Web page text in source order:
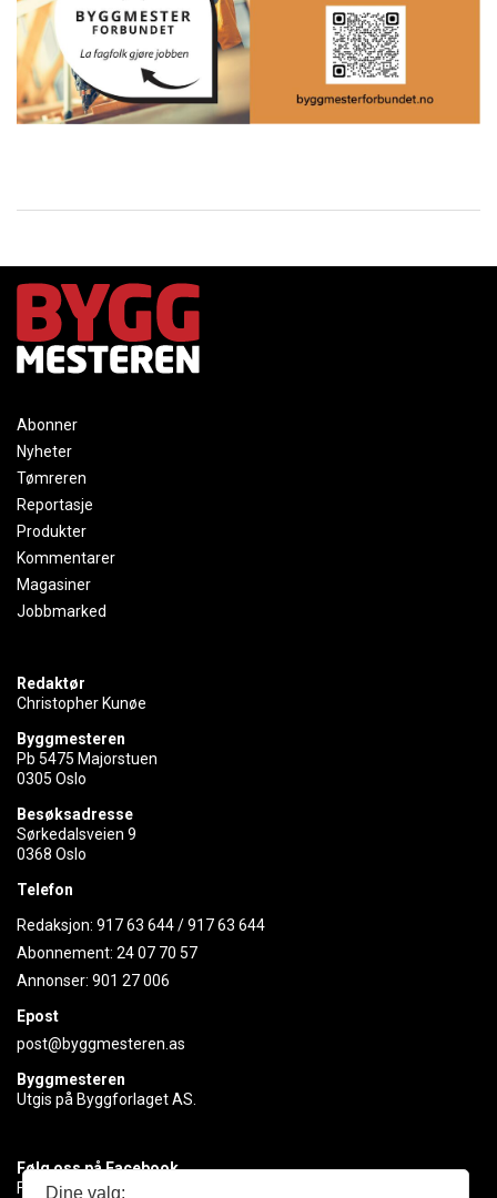
Abonner
Nyheter
Tømreren
Reportasje
Produkter
Kommentarer
Magasiner
Jobbmarked
Redaktør
Christopher Kunøe
Byggmesteren
Pb 5475 Majorstuen
0305 Oslo
Besøksadresse
Sørkedalsveien 9
0368 Oslo
Telefon
Redaksjon: 917 63 644/917 63 644
Abonnement: 24 07 70 57
Annonser: 901 27 006
Epost
post@byggmesteren.as
Byggmesteren
Utgis på Byggforlaget AS.
Følg oss på Facebook
Få med deg det siste innen byggebransjen
Dine valg: